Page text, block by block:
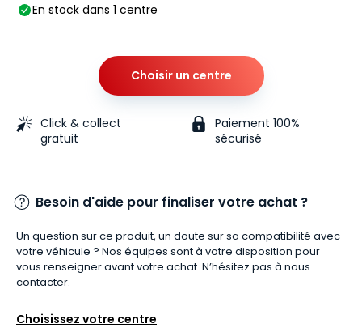
En stock dans 1 centre
Choisir un centre
Click & collect
gratuit
Paiement 100%
sécurisé
Besoin d'aide pour finaliser votre achat ?
Un question sur ce produit, un doute sur sa compatibilité avec
votre véhicule ? Nos équipes sont à votre disposition pour
vous renseigner avant votre achat. N’hésitez pas à nous
contacter.
Choisissez votre centre